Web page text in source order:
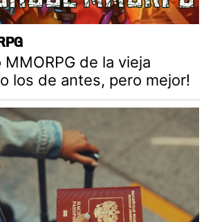
de la vieja
los de antes, pero mejor!